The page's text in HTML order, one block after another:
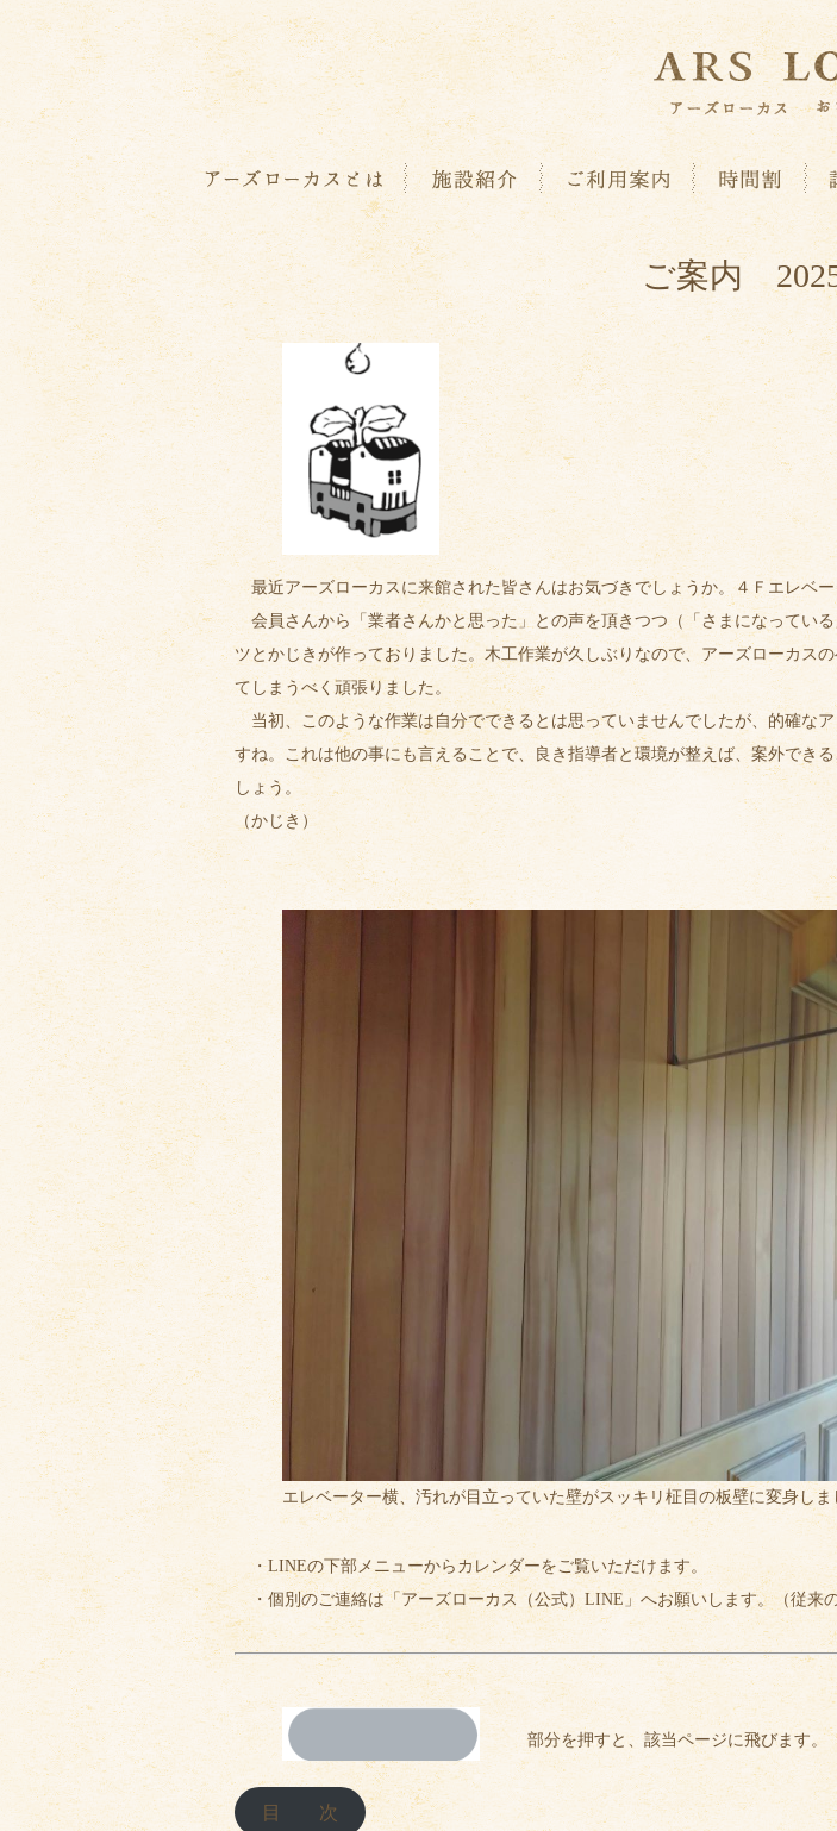
ご案内
最近アーズローカスに来館された皆さんはお気づきでしょうか。４Ｆエレベ
会員さんから「業者さんかと思った」との声を頂きつつ（「さまになってい
ツとかじきが作っておりました。木工作業が久しぶりなので、アーズローカス
てしまうべく頑張りました。
当初、このような作業は自分でできるとは思っていませんでしたが、的確な
すね。これは他の事にも言えることで、良き指導者と環境が整えば、案外でき
しょう。
（かじき）
エレベーター横、汚れが目立っていた壁がスッキリ柾目の板壁に変身しま
・LINEの下部メニューからカレンダーをご覧いただけます。
・個別のご連絡は「アーズローカス（公式）LINE」へお願いします。（従来
部分を押すと、該当ページに飛びます。
目 次